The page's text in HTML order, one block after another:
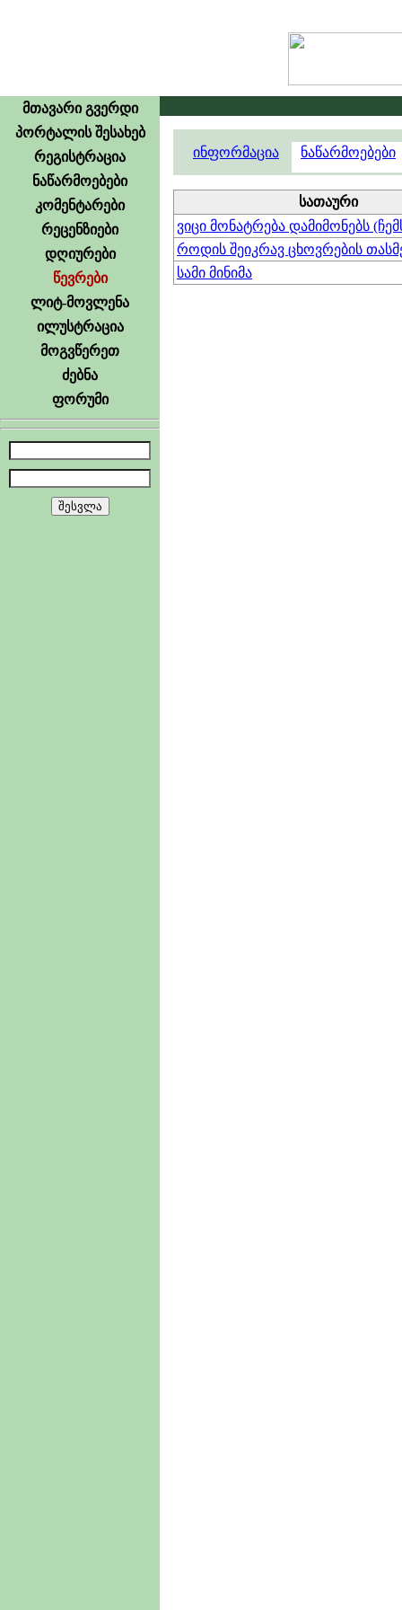
მთავარი გვერდი
პორტალის შესახებ
რეგისტრაცია
ნაწარმოებები
კომენტარები
რეცენზიები
დღიურები
წევრები
ლიტ-მოვლენა
ილუსტრაცია
მოგვწერეთ
ძებნა
ფორუმი
ინფორმაცია ნაწარმოებები
სათაური
ვიცი მონატრება დამიმონებს
როდის შეიკრავ ცხოვრების
სამი მინიმა